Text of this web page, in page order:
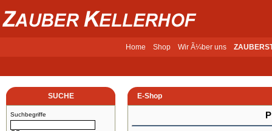
Home Shop Wir Ã¼ber uns
SUCHE
Suchbegriffe
E-Shop